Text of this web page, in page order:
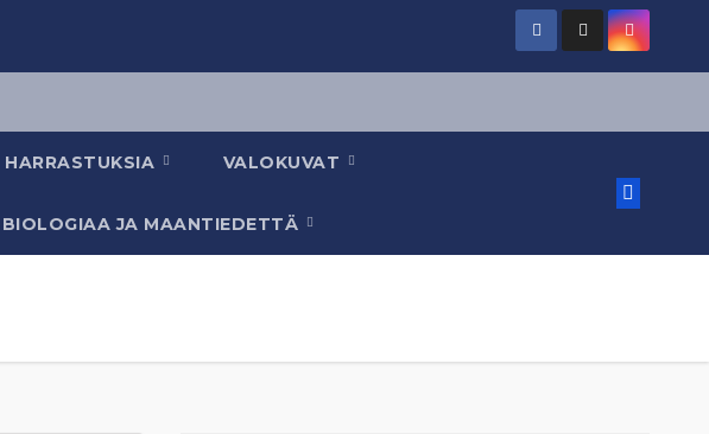
HARRASTUKSIA VALOKUVAT
BIOLOGIAA JA MAANTIEDETTÄ